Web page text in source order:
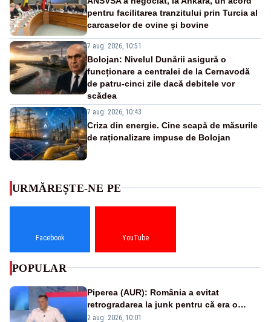
pentru facilitarea tranzitului prin Turcia al
carcaselor de ovine și bovine
7 aug. 2026, 10:51
Bolojan: Nivelul Dunării asigură o
funcționare a centralei de la Cernavodă
de patru-cinci zile dacă debitele vor
scădea
7 aug. 2026, 10:43
Criza din energie. Cine scapă de măsurile
de raționalizare impuse de Bolojan
URMĂREȘTE-NE PE
Facebook YouTube
POPULAR
Piperea (AUR): România a evitat
retrogradarea la junk pentru că era o
catastrofă pentru bănci și fondurile de
2 aug. 2026, 10:01